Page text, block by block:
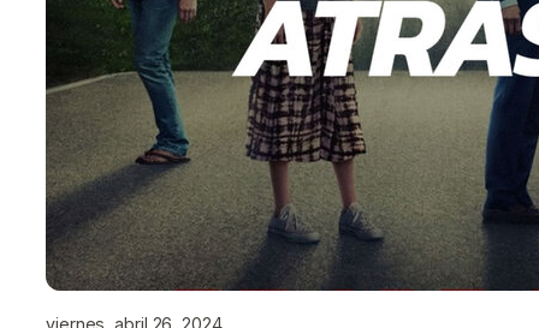
viernes, abril 26, 2024